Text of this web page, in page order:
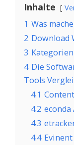
Inhalte
1 Was
2 Download
3
4 Die
Tools
4.1
4.2 econda
4.3
4.4